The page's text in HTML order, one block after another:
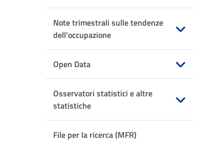
Note trimestrali sulle tendenze
dell’occupazione
Apri sottomenu
Open Data
Apri sottomenu
Osservatori statistici e altre
statistiche
Apri sottomenu
File per la ricerca (MFR)